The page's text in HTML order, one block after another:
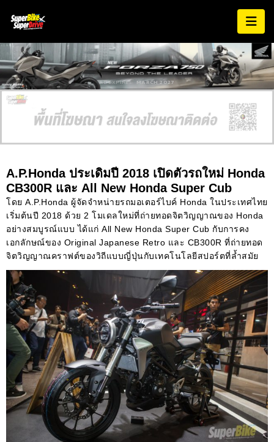
AD EXPIRES: MARCH 2027
A.P.Honda ประเดิมปี 2018 เปิดตัวรถใหม่ Honda
CB300R และ All New Honda Super Cub
โดย A.P.Honda ผู้จัดจำหน่ายรถมอเตอร์ไบค์ Honda ในประเทศไทย
เริ่มต้นปี 2018 ด้วย 2 โมเดลใหม่ที่ถ่ายทอดจิตวิญญาณของ Honda
อย่างสมบูรณ์แบบ ได้แก่ All New Honda Super Cub กับการคง
เอกลักษณ์ของ Original Japanese Retro และ CB300R ที่ถ่ายทอด
จิตวิญญาณคราฟต์ของวิถีแบบญี่ปุ่นกับเทคโนโลยีสปอร์ตที่ล้ำสมัย